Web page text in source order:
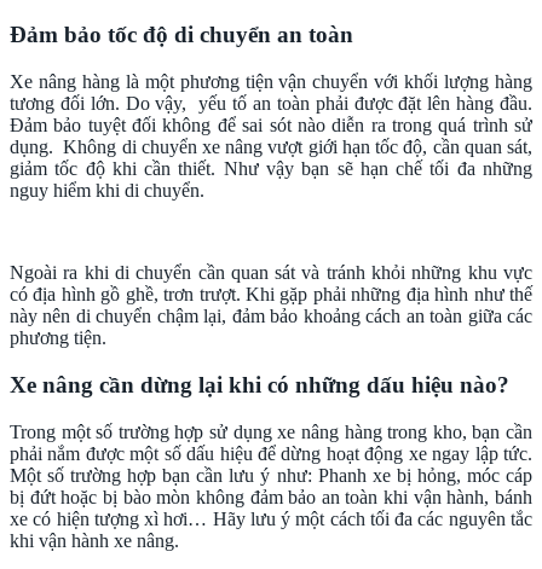
Đảm bảo tốc độ di chuyển an toàn
Xe nâng hàng là một phương tiện vận chuyển với khối lượng hàng
tương đối lớn. Do vậy, yếu tố an toàn phải được đặt lên hàng đầu.
Đảm bảo tuyệt đối không để sai sót nào diễn ra trong quá trình sử
dụng. Không di chuyển xe nâng vượt giới hạn tốc độ, cần quan sát,
giảm tốc độ khi cần thiết. Như vậy bạn sẽ hạn chế tối đa những
nguy hiểm khi di chuyển.
Ngoài ra khi di chuyển cần quan sát và tránh khỏi những khu vực
có địa hình gồ ghề, trơn trượt. Khi gặp phải những địa hình như thế
này nên di chuyển chậm lại, đảm bảo khoảng cách an toàn giữa các
phương tiện.
Xe nâng cần dừng lại khi có những dấu hiệu nào?
Trong một số trường hợp sử dụng xe nâng hàng trong kho, bạn cần
phải nắm được một số dấu hiệu để dừng hoạt động xe ngay lập tức.
Một số trường hợp bạn cần lưu ý như: Phanh xe bị hỏng, móc cáp
bị đứt hoặc bị bào mòn không đảm bảo an toàn khi vận hành, bánh
xe có hiện tượng xì hơi… Hãy lưu ý một cách tối đa các nguyên tắc
khi vận hành xe nâng.